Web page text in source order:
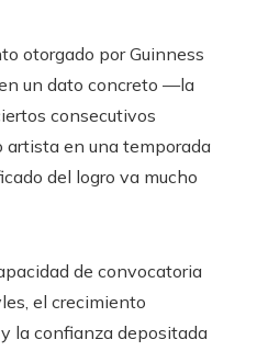
otorgado por Guinness
un dato concreto —la
consecutivos
artista en una temporada
del logro va mucho
de convocatoria
el crecimiento
la confianza depositada